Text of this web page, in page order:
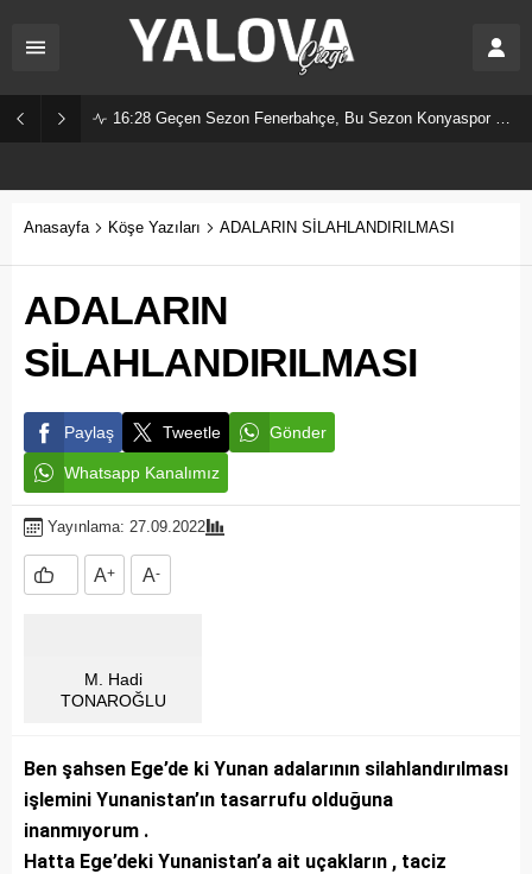
16:28 Geçen Sezon Fenerbahçe, Bu Sezon Konyaspor Mu?
Anasayfa Köşe Yazıları ADALARIN SİLAHLANDIRILMASI
ADALARIN
SİLAHLANDIRILMASI
Paylaş Tweetle Gönder
Whatsapp Kanalımız
Yayınlama: 27.09.2022
A+ A-
M. Hadi
TONAROĞLU
Ben şahsen Ege’de ki Yunan adalarının silahlandırılması
işlemini Yunanistan’ın tasarrufu olduğuna
inanmıyorum .
Hatta Ege’deki Yunanistan’a ait uçakların , taciz